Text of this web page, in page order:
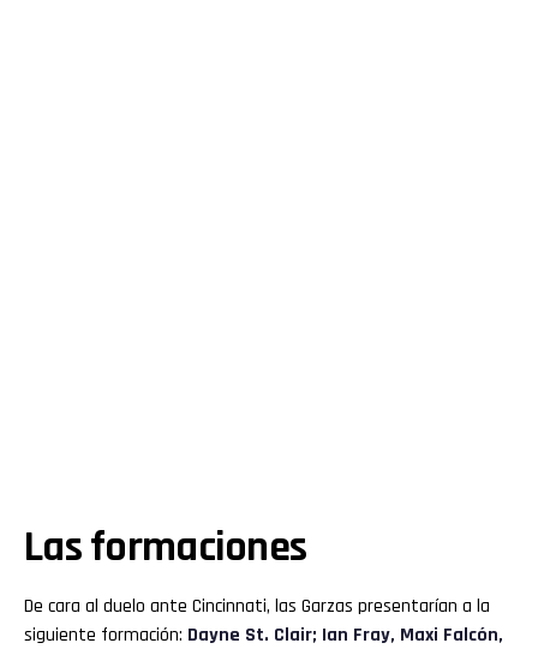
Las formaciones
De cara al duelo ante Cincinnati, las Garzas presentarían a la
siguiente formación: Dayne St. Clair; Ian Fray, Maxi Falcón,